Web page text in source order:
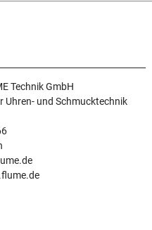
Technik GmbH
Uhren- und Schmucktechnik